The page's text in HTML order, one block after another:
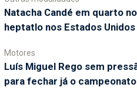
Natacha Candé em quarto no
heptatlo nos Estados Unidos
Motores
Luís Miguel Rego sem
para fechar já o campeonato